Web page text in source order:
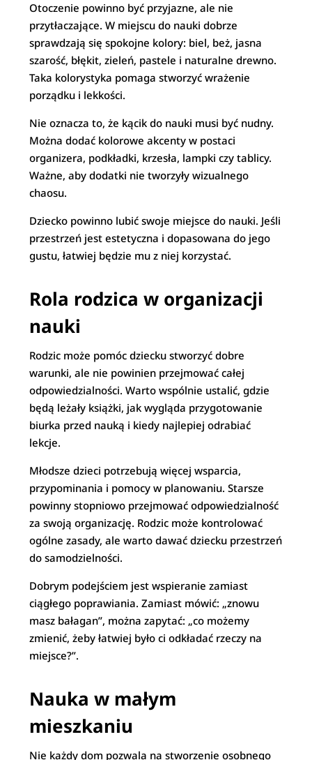
Otoczenie powinno być przyjazne, ale nie
przytłaczające. W miejscu do nauki dobrze
sprawdzają się spokojne kolory: biel, beż, jasna
szarość, błękit, zieleń, pastele i naturalne drewno.
Taka kolorystyka pomaga stworzyć wrażenie
porządku i lekkości.
Nie oznacza to, że kącik do nauki musi być nudny.
Można dodać kolorowe akcenty w postaci
organizera, podkładki, krzesła, lampki czy tablicy.
Ważne, aby dodatki nie tworzyły wizualnego
chaosu.
Dziecko powinno lubić swoje miejsce do nauki. Jeśli
przestrzeń jest estetyczna i dopasowana do jego
gustu, łatwiej będzie mu z niej korzystać.
Rola rodzica w organizacji
nauki
Rodzic może pomóc dziecku stworzyć dobre
warunki, ale nie powinien przejmować całej
odpowiedzialności. Warto wspólnie ustalić, gdzie
będą leżały książki, jak wygląda przygotowanie
biurka przed nauką i kiedy najlepiej odrabiać
lekcje.
Młodsze dzieci potrzebują więcej wsparcia,
przypominania i pomocy w planowaniu. Starsze
powinny stopniowo przejmować odpowiedzialność
za swoją organizację. Rodzic może kontrolować
ogólne zasady, ale warto dawać dziecku przestrzeń
do samodzielności.
Dobrym podejściem jest wspieranie zamiast
ciągłego poprawiania. Zamiast mówić: „znowu
masz bałagan”, można zapytać: „co możemy
zmienić, żeby łatwiej było ci odkładać rzeczy na
miejsce?”.
Nauka w małym
mieszkaniu
Nie każdy dom pozwala na stworzenie osobnego